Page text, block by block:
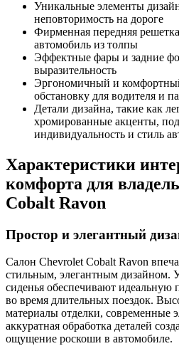
Уникальные элементы
неповторимость на дороге
Фирменная передняя
автомобиль из толпы
Эффектные фары и задние
выразительность
Эргономичный и
обстановку для водителя и
Детали дизайна, такие как
хромированные акценты,
индивидуальность и стиль
Характеристики
комфорта для
Cobalt Ravon
Простор и элегантный
Салон Chevrolet Cobalt Ravon
стильным, элегантным дизайном.
сиденья обеспечивают
во время длительных поездок.
материалы отделки, современные
аккуратная обработка деталей
ощущение роскоши в автомобиле.